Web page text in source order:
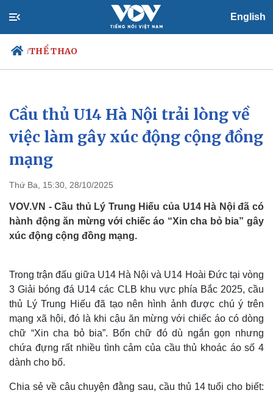
English
/THỂ THAO
Chính trị
Đảng
Tổ chức nhân sự
Quốc hội
Nhận diện sự thật
Xã hội
Tin 24h
Dự báo thời tiết
Cầu thủ U14 Hà Nội trải lòng về
việc làm gây xúc động cộng đồng
mạng
Thứ Ba, 15:30, 28/10/2025
VOV.VN - Cầu thủ Lý Trung Hiếu của U14 Hà Nội đã có
hành động ăn mừng với chiếc áo “Xin cha bỏ bia” gây
xúc động cộng đồng mạng.
Trong trận đấu giữa U14 Hà Nội và U14 Hoài Đức tại vòng
3 Giải bóng đá U14 các CLB khu vực phía Bắc 2025, cầu
thủ Lý Trung Hiếu đã tạo nên hình ảnh được chú ý trên
mạng xã hội, đó là khi cậu ăn mừng với chiếc áo có dòng
chữ “Xin cha bỏ bia”. Bốn chữ đó dù ngắn gọn nhưng
chứa đựng rất nhiều tình cảm của cầu thủ khoác áo số 4
dành cho bố.
Chia sẻ về câu chuyện đằng sau, cầu thủ 14 tuổi cho biết: